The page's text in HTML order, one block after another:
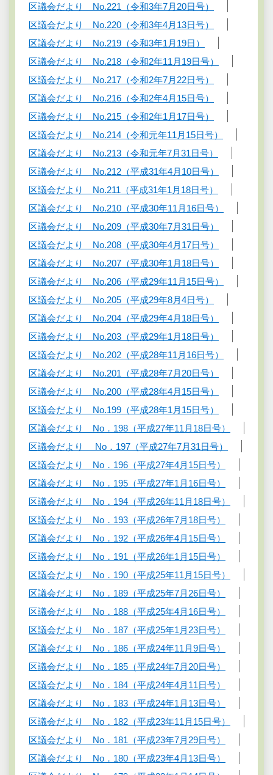
区議会だより No.221（令和3年7月20日号）
区議会だより No.220（令和3年4月13日号）
区議会だより No.219（令和3年1月19日）
区議会だより No.218（令和2年11月19日号）
区議会だより No.217（令和2年7月22日号）
区議会だより No.216（令和2年4月15日号）
区議会だより No.215（令和2年1月17日号）
区議会だより No.214（令和元年11月15日号）
区議会だより No.213（令和元年7月31日号）
区議会だより No.212（平成31年4月10日号）
区議会だより No.211（平成31年1月18日号）
区議会だより No.210（平成30年11月16日号）
区議会だより No.209（平成30年7月31日号）
区議会だより No.208（平成30年4月17日号）
区議会だより No.207（平成30年1月18日号）
区議会だより No.206（平成29年11月15日号）
区議会だより No.205（平成29年8月4日号）
区議会だより No.204（平成29年4月18日号）
区議会だより No.203（平成29年1月18日号）
区議会だより No.202（平成28年11月16日号）
区議会だより No.201（平成28年7月20日号）
区議会だより No.200（平成28年4月15日号）
区議会だより No.199（平成28年1月15日号）
区議会だより No．198（平成27年11月18日号）
区議会だより No．197（平成27年7月31日号）
区議会だより No．196（平成27年4月15日号）
区議会だより No．195（平成27年1月16日号）
区議会だより No．194（平成26年11月18日号）
区議会だより No．193（平成26年7月18日号）
区議会だより No．192（平成26年4月15日号）
区議会だより No．191（平成26年1月15日号）
区議会だより No．190（平成25年11月15日号）
区議会だより No．189（平成25年7月26日号）
区議会だより No．188（平成25年4月16日号）
区議会だより No．187（平成25年1月23日号）
区議会だより No．186（平成24年11月9日号）
区議会だより No．185（平成24年7月20日号）
区議会だより No．184（平成24年4月11日号）
区議会だより No．183（平成24年1月13日号）
区議会だより No．182（平成23年11月15日号）
区議会だより No．181（平成23年7月29日号）
区議会だより No．180（平成23年4月13日号）